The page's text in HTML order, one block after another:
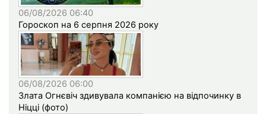
06/08/2026 06:40
Гороскоп на 6 серпня 2026 року
06/08/2026 06:00
Злата Огнєвіч здивувала компанією на відпочинку в
Ніцці (фото)